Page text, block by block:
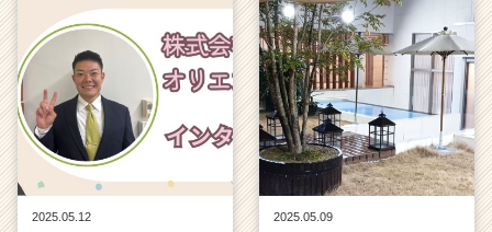
2025.05.12
2025.05.09